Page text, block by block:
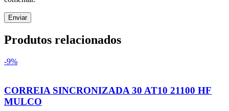
Produtos relacionados
-9%
CORREIA SINCRONIZADA 30 AT10 21100 HF
MULCO